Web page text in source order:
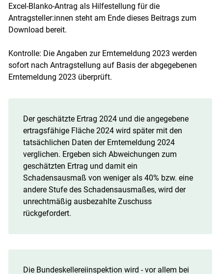
Excel-Blanko-Antrag als Hilfestellung für die
Antragsteller:innen steht am Ende dieses Beitrags zum
Download bereit.
Kontrolle: Die Angaben zur Erntemeldung 2023 werden
sofort nach Antragstellung auf Basis der abgegebenen
Erntemeldung 2023 überprüft.
Der geschätzte Ertrag 2024 und die angegebene
ertragsfähige Fläche 2024 wird später mit den
tatsächlichen Daten der Erntemeldung 2024
verglichen. Ergeben sich Abweichungen zum
geschätzten Ertrag und damit ein
Schadensausmaß von weniger als 40% bzw. eine
andere Stufe des Schadensausmaßes, wird der
unrechtmäßig ausbezahlte Zuschuss
rückgefordert.
Die Bundeskellereiinspektion wird - vor allem bei